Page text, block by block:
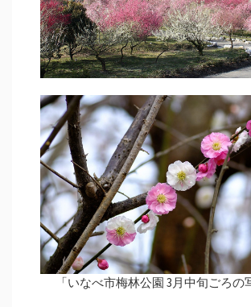
「いなべ市梅林公園 3月中旬ごろの